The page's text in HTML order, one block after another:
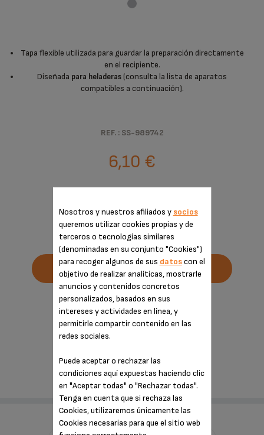
Tapa flexible utilizada para guardar la preparación directamente
en el recipiente.
Diseñada para heladeras (consulta la lista de aparatos
compatibles a continuación).
REF. : SS-989742
6,10 €
- +
AÑADIR A LA CESTA
COMPARTIR ESTE PRODUCTO
Enviar a un amigo
Nosotros y nuestros afiliados y socios
queremos utilizar cookies propias y de
terceros o tecnologías similares
(denominadas en su conjunto "Cookies")
para recoger algunos de sus datoscon el
objetivo de realizar analíticas, mostrarle
anuncios y contenidos concretos
personalizados, basados en sus
intereses y actividades en línea, y
permitirle compartir contenido en las
redes sociales.
Puede aceptar o rechazar las
condiciones aquí expuestas haciendo clic
en "Aceptar todas" o "Rechazar todas".
Tenga en cuenta que si rechaza las
Cookies, utilizaremos únicamente las
Cookies necesarias para que el sitio web